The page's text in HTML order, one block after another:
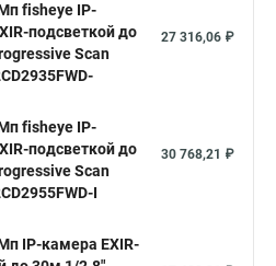
ip camera
Hikvision купольная
поворотная
fisheye IP-
подсветкой до
Scan
27 316,06 ₽
fisheye IP-
подсветкой до
Scan
I
30 768,21 ₽
IP-камера EXIR-